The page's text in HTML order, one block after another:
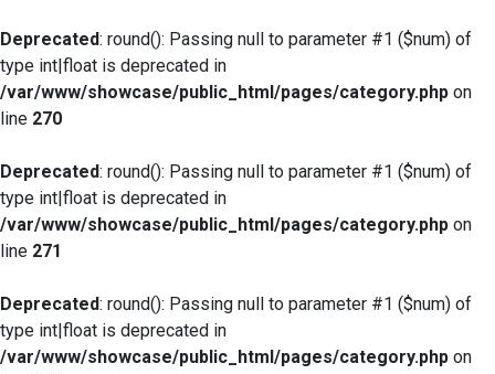
Deprecated: round(): Passing null to parameter #1 ($num) of
type int|float is deprecated in
/var/www/showcase/public_html/pages/category.php on
line 270
Deprecated: round(): Passing null to parameter #1 ($num) of
type int|float is deprecated in
/var/www/showcase/public_html/pages/category.php on
line 271
Deprecated: round(): Passing null to parameter #1 ($num) of
type int|float is deprecated in
/var/www/showcase/public_html/pages/category.php on